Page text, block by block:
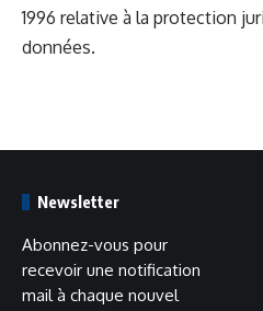
1996 relative à la protection
données.
Newsletter
Abonnez-vous pour
recevoir une notification
mail à chaque nouvel